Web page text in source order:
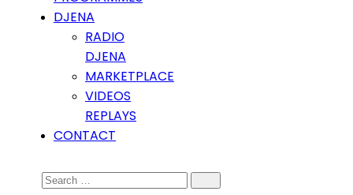
DJENA
RADIO
DJENA
MARKETPLACE
VIDEOS
REPLAYS
CONTACT